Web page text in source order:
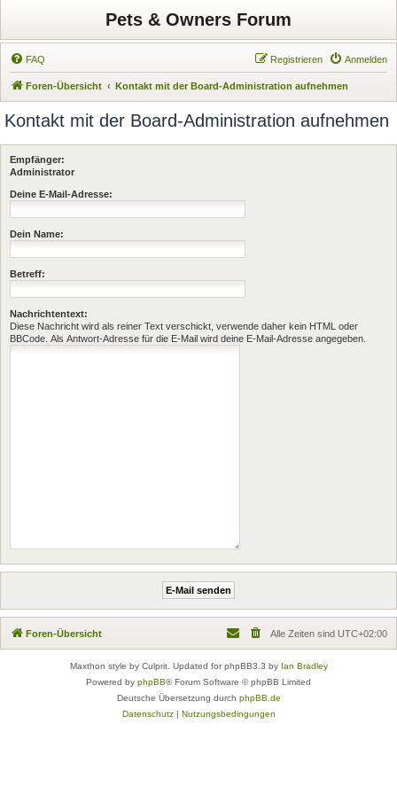
Pets & Owners Forum
FAQ Anmelden
Registrieren
Foren-Übersicht Kontakt mit der Board-Administration aufnehmen
Kontakt mit der Board-Administration aufnehmen
Empfänger:
Administrator
Deine E-Mail-Adresse:
Dein Name:
Betreff:
Nachrichtentext:
Diese Nachricht wird als reiner Text verschickt, verwende daher kein HTML oder
BBCode. Als Antwort-Adresse für die E-Mail wird deine E-Mail-Adresse angegeben.
Foren-Übersicht Alle Zeiten sind UTC+02:00
Maxthon style by Culprit. Updated for phpBB3.3 by Ian Bradley
Powered by phpBB® Forum Software © phpBB Limited
Deutsche Übersetzung durch phpBB.de
Datenschutz| Nutzungsbedingungen